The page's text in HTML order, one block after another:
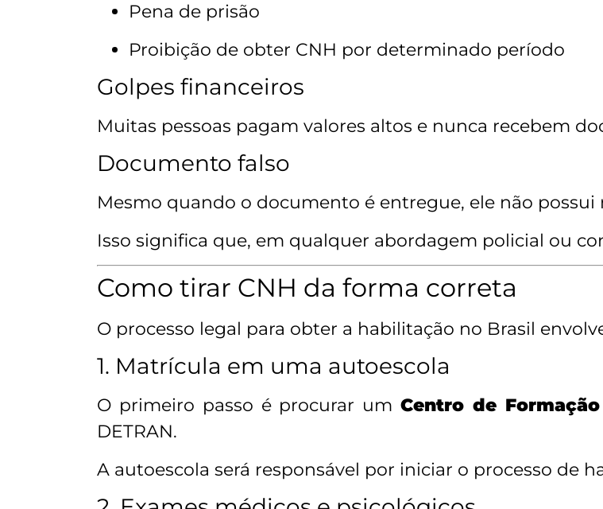
Pena de prisão
Proibição de obter CNH por determinado período
Golpes financeiros
Muitas pessoas pagam valores altos e nunca recebem
Documento falso
Mesmo quando o documento é entregue, ele não possui
Isso significa que, em qualquer abordagem policial ou
Como tirar CNH da forma correta
O processo legal para obter a habilitação no Brasil
1. Matrícula em uma autoescola
O primeiro passo é procurar umCentro de
DETRAN.
A autoescola será responsável por iniciar o processo de